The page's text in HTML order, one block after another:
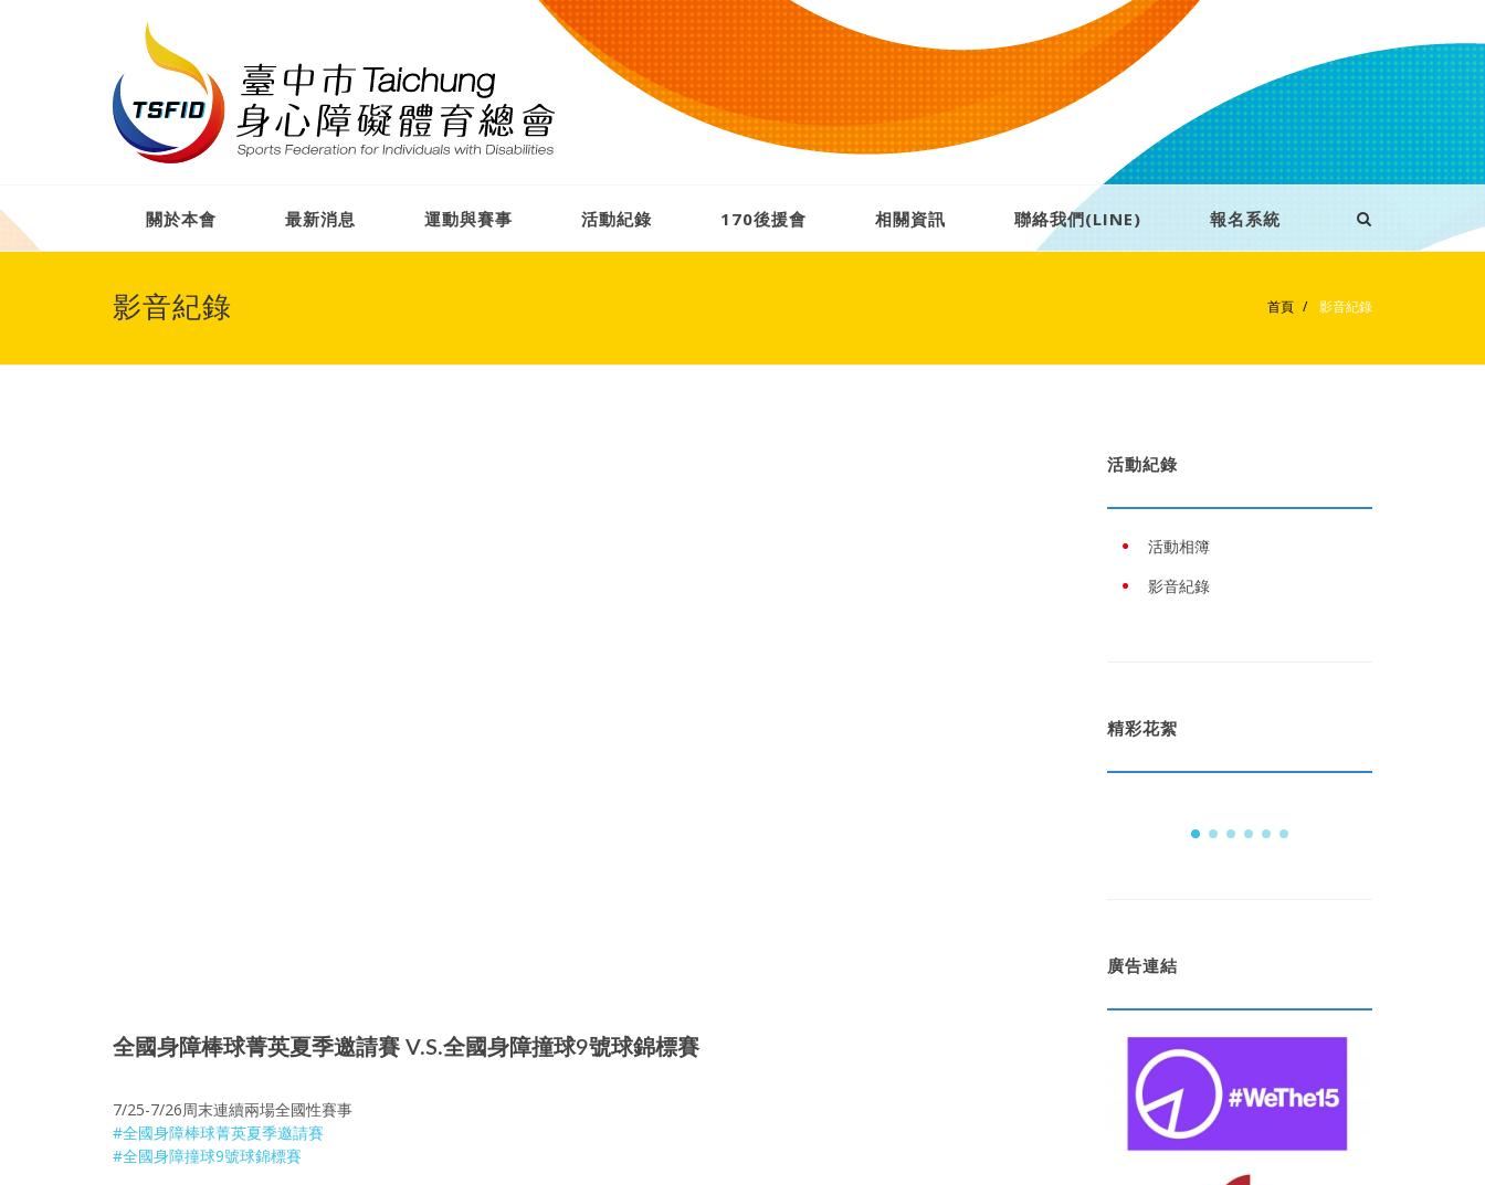
關於本會 最新消息 運動與賽事 活動紀錄 170後援會 相關資訊 聯絡我們(LINE) 報名系統
影音紀錄 首頁 影音紀錄
全國身障棒球菁英夏季邀請賽 V.S.全國身障撞球9號球錦標賽
7/25-7/26周末連續兩場全國性賽事
#全國身障棒球菁英夏季邀請賽
#全國身障撞球9號球錦標賽
活動紀錄
活動相簿
影音紀錄
精彩花絮
廣告連結